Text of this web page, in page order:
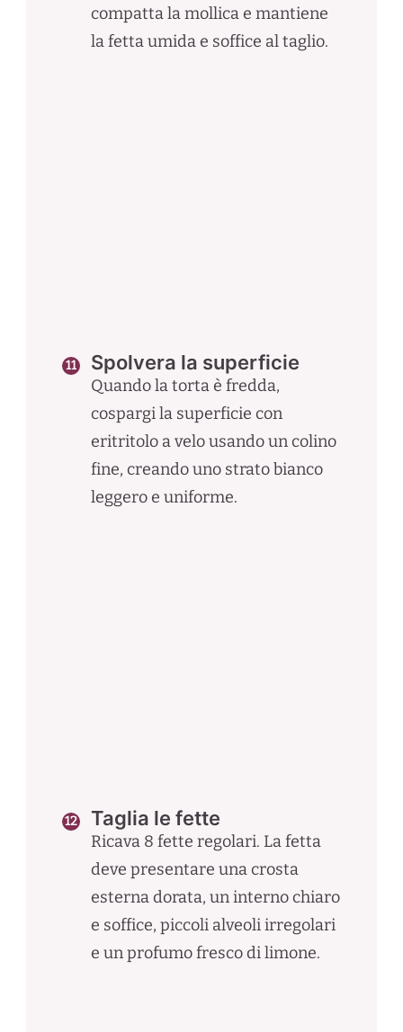
compatta la mollica e mantiene
la fetta umida e soffice al taglio.
Spolvera la superficie
Quando la torta è fredda,
cospargi la superficie con
eritritolo a velo usando un colino
fine, creando uno strato bianco
leggero e uniforme.
Taglia le fette
Ricava 8 fette regolari. La fetta
deve presentare una crosta
esterna dorata, un interno chiaro
e soffice, piccoli alveoli irregolari
e un profumo fresco di limone.